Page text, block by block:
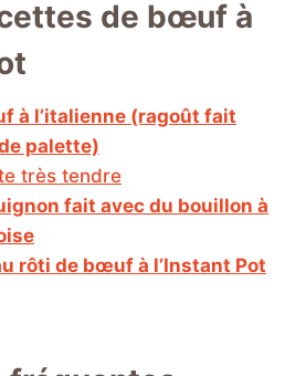
de bœuf à
à l’italienne (ragoût fait
palette)
très tendre
fait avec du bouillon à
rôti de bœuf à l’Instant Pot